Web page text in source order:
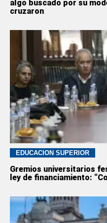
algo buscado por su
cruzaron
EDUCACION SUPERIOR
Gremios universitarios
ley de financiamiento: